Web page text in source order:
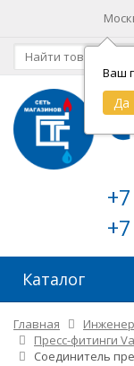
Ваш
Каталог
Главная
Пресс-фитинги
Соединитель